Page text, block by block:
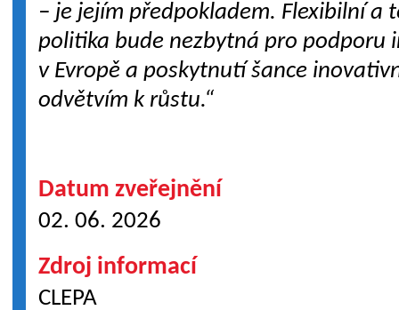
– je jejím předpokladem. Flexibilní a
politika bude nezbytná pro podporu
v Evropě a poskytnutí šance
odvětvím k růstu.“
Datum zveřejnění
02. 06. 2026
Zdroj informací
CLEPA